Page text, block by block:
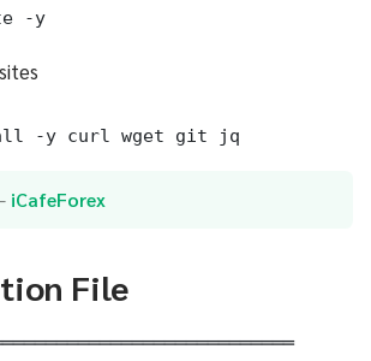
-y
-y curl wget git jq
iCafeForex
File